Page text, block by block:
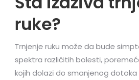
ruke?
Trnjenje ruku može da bude
spektra različitih bolesti,
kojih dolazi do smanjenog dotoka